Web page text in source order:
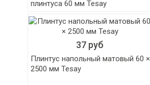
плинтуса 60 мм Tesay
37 руб
Плинтус напольный матовый 60 ×
2500 мм Tesay